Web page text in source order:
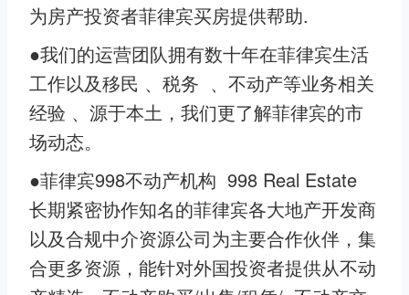
为房产投资者菲律宾买房提供帮助.
●我们的运营团队拥有数十年在菲律宾生活
工作以及移民 、税务 、不动产等业务相关
经验 、源于本土，我们更了解菲律宾的市
场动态。
●菲律宾998不动产机构 998 Real Estate
长期紧密协作知名的菲律宾各大地产开发商
以及合规中介资源公司为主要合作伙伴，集
合更多资源，能针对外国投资者提供从不动